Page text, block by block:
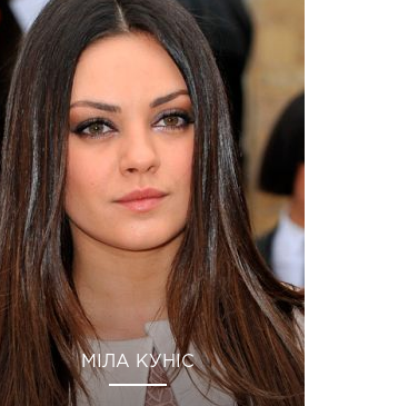
МІЛА КУНІС